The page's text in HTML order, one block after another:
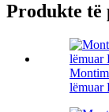
Produkte
lëmuar